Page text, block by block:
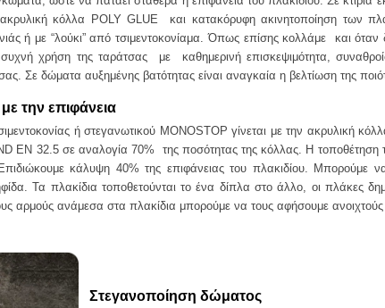
ακρυλική κόλλα POLY GLUE και κατακόρυφη ακινητοποίηση των
ή με “λούκι” από τσιμεντοκονίαμα. Όπως επίσης κολλάμε και όταν
χρήση της ταράτσας με καθημερινή επισκεψιμότητα,
Σε δώματα αυξημένης βατότητας είναι αναγκαία η βελτίωση της
την επιφάνεια
ή στεγανωτικού MONOSTOP γίνεται με την ακρυλική
EN 32.5 σε αναλογία 70% της ποσότητας της κόλλας. Η τοποθέτηση
κάλυψη 40% της επιφάνειας του πλακιδίου. Μπορούμε
Τα πλακίδια τοποθετούνται το ένα δίπλα στο άλλο, οι πλάκες
αρμούς ανάμεσα στα πλακίδια μπορούμε να τους αφήσουμε
Στεγανοποίηση δώματος